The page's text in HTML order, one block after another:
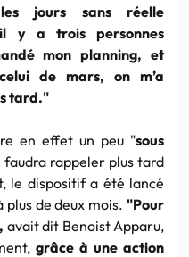
jours sans réelle
y a trois personnes
mon planning, et
de mars, on m’a
tard."
en effet un peu "sous
faudra rappeler plus tard
le dispositif a été lancé
de deux mois. "Pour
avait dit Benoist Apparu,
grâce à une action